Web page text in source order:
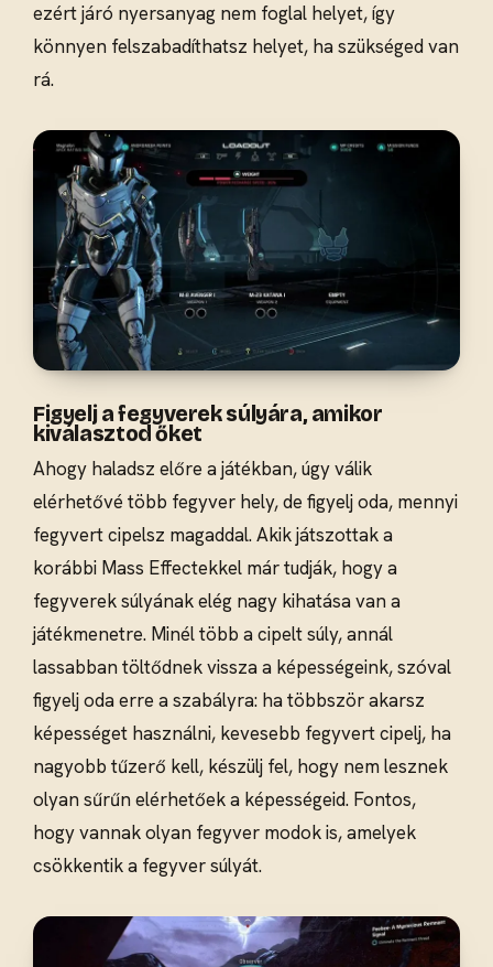
ezért járó nyersanyag nem foglal helyet, így
könnyen felszabadíthatsz helyet, ha szükséged van
rá.
Figyelj a fegyverek súlyára, amikor
kiválasztod őket
Ahogy haladsz előre a játékban, úgy válik
elérhetővé több fegyver hely, de figyelj oda, mennyi
fegyvert cipelsz magaddal. Akik játszottak a
korábbi Mass Effectekkel már tudják, hogy a
fegyverek súlyának elég nagy kihatása van a
játékmenetre. Minél több a cipelt súly, annál
lassabban töltődnek vissza a képességeink, szóval
figyelj oda erre a szabályra: ha többször akarsz
képességet használni, kevesebb fegyvert cipelj, ha
nagyobb tűzerő kell, készülj fel, hogy nem lesznek
olyan sűrűn elérhetőek a képességeid. Fontos,
hogy vannak olyan fegyver modok is, amelyek
csökkentik a fegyver súlyát.